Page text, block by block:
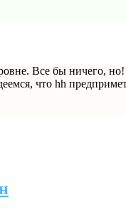
Все бы ничего,
что hh